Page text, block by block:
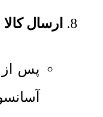
ارسال کالا
پس از